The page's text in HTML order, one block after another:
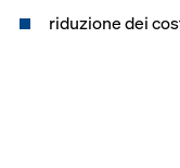
riduzione dei